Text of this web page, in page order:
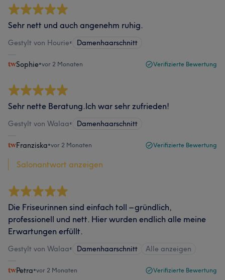
Sehr nett und auch angenehm ruhig.
Gestylt von Hourie• Damenhaarschnitt
Sophie•vor 2 Monaten Verifizierte Bewertung
Sehr nette Beratung.Ich war sehr zufrieden!
Gestylt von Walaa• Damenhaarschnitt
Franziska•vor 2 Monaten Verifizierte Bewertung
Salonantwort anzeigen
Die Friseurinnen sind einfach toll – gründlich,
professionell und nett. Hier wurden endlich alle meine
Erwartungen erfüllt.
Gestylt von Walaa• Damenhaarschnitt Alle anzeigen
Petra•vor 2 Monaten Verifizierte Bewertung